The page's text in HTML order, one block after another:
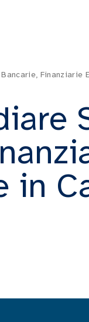
Finanziarie
in